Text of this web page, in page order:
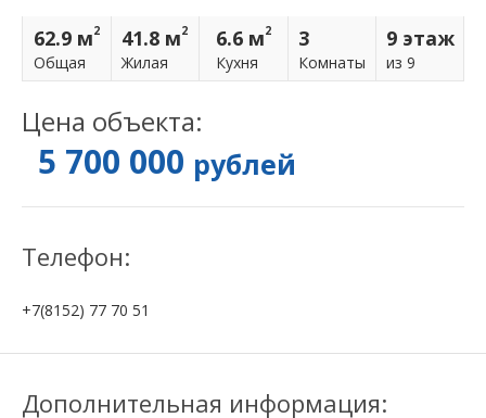
62.9 м2
Общая
41.8 м2
Жилая
6.6 м2
Кухня
3
Комнаты
9 этаж
из 9
Цена объекта:
5 700 000 рублей
Телефон:
+7(8152) 77 70 51
Дополнительная информация: